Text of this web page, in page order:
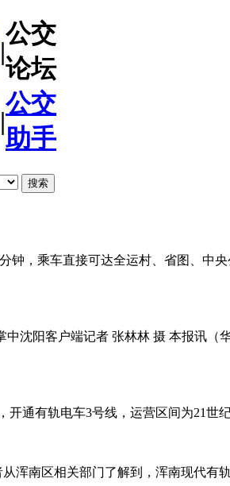
|
公交
论坛
|
公交
助手
搜索
钟，乘车直接可达全运村、省图、中
沈阳客户端记者 张林林 摄 本报讯（
通有轨电车3号线，运营区间为21世
浑南区相关部门了解到，浑南现代有